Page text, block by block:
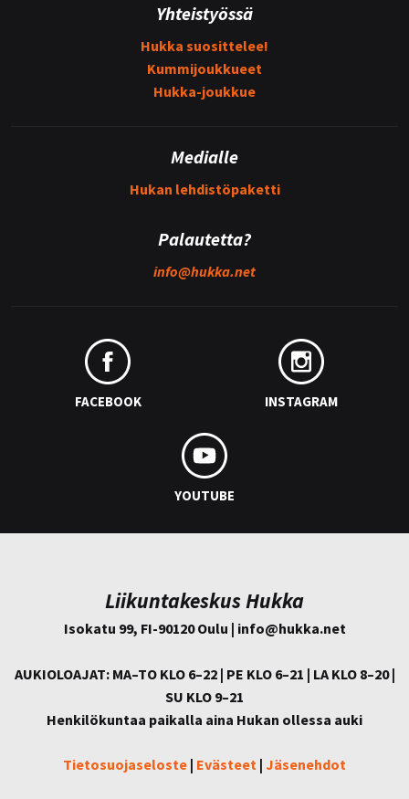
Yhteistyössä
Hukka suosittelee!
Kummijoukkueet
Hukka-joukkue
Medialle
Hukan lehdistöpaketti
Palautetta?
info@hukka.net
FACEBOOK INSTAGRAM
YOUTUBE
Liikuntakeskus Hukka
Isokatu 99, FI-90120 Oulu | info@hukka.net
AUKIOLOAJAT: MA–TO KLO 6–22 | PE KLO 6–21 | LA KLO 8–20 |
SU KLO 9–21
Henkilökuntaa paikalla aina Hukan ollessa auki
Tietosuojaseloste | Evästeet | Jäsenehdot